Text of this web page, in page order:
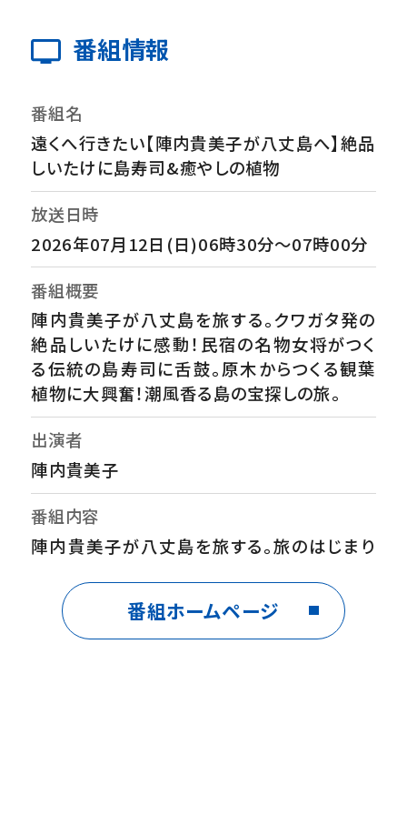
番組情報
番組名
遠くへ行きたい【陣内貴美子が八丈島へ】絶品
しいたけに島寿司&癒やしの植物
放送日時
2026年07月12日(日)06時30分～07時00分
番組概要
陣内貴美子が八丈島を旅する。クワガタ発の
絶品しいたけに感動！民宿の名物女将がつく
る伝統の島寿司に舌鼓。原木からつくる観葉
植物に大興奮！潮風香る島の宝探しの旅。
出演者
陣内貴美子
番組内容
陣内貴美子が八丈島を旅する。旅のはじまり
海の美しさに感動！島特産のしいたけの栽培
ハウスを見学。栽培のきっかけがクワガタと知
りびっくり！塩焼きのしいたけはうまみたっぷ
番組ホームページ